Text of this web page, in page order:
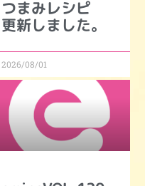
つまみレシピ
更新しました。
2026/08/01